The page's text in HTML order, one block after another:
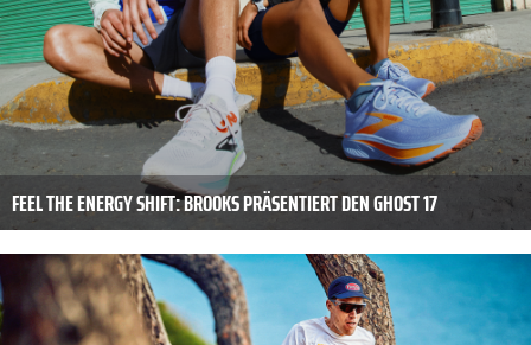
FEEL THE ENERGY SHIFT: BROOKS PRÄSENTIERT DEN GHOST 17